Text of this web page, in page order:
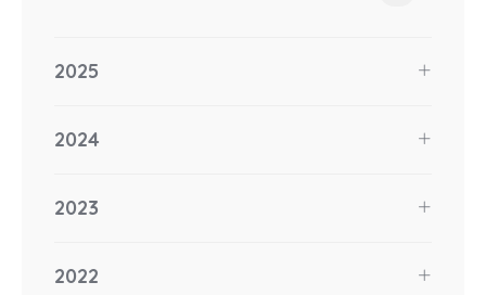
2025
2024
2023
2022